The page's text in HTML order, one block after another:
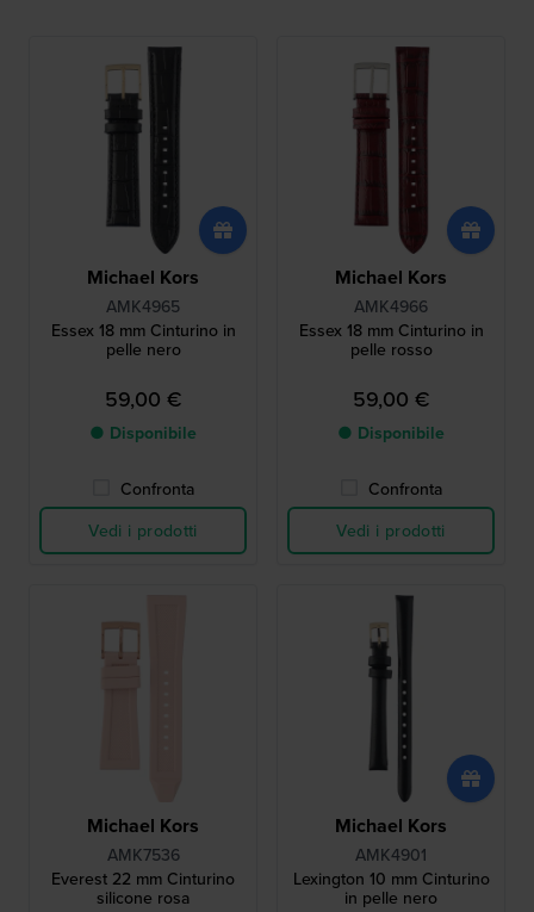
Michael Kors
AMK4965
Essex 18 mm Cinturino in
pelle nero
59,00 €
● Disponibile
Confronta
Vedi i prodotti
Michael Kors
AMK4966
Essex 18 mm Cinturino in
pelle rosso
59,00 €
● Disponibile
Confronta
Vedi i prodotti
Michael Kors
AMK7536
Everest 22 mm Cinturino
silicone rosa
Michael Kors
AMK4901
Lexington 10 mm Cinturino
in pelle nero